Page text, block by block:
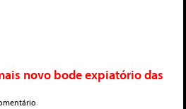
novo bode expiatório das